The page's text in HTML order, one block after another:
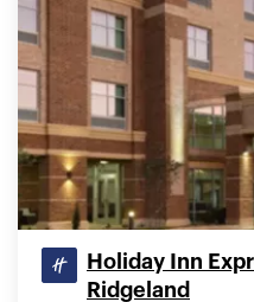
Holiday Inn
Ridgeland